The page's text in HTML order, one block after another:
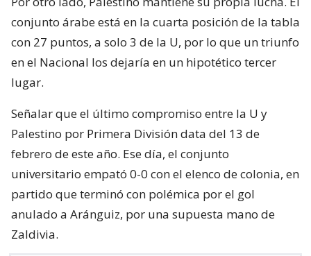
conjunto árabe está en la cuarta posición de la tabla
con 27 puntos, a solo 3 de la U, por lo que un triunfo
en el Nacional los dejaría en un hipotético tercer
lugar.
Señalar que el último compromiso entre la U y
Palestino por Primera División data del 13 de
febrero de este año. Ese día, el conjunto
universitario empató 0-0 con el elenco de colonia, en
partido que terminó con polémica por el gol
anulado a Aránguiz, por una supuesta mano de
Zaldivia.